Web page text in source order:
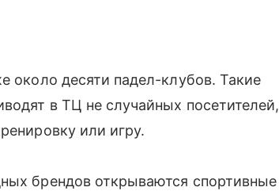
около десяти падел-клубов. Такие
в ТЦ не случайных посетителей,
или игру.
брендов открываются спортивные